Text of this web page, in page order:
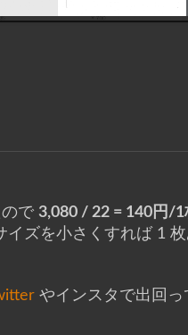
で 3,080 / 22 = 140円/1
ズを小さくすれば 1
やインスタで出回っ